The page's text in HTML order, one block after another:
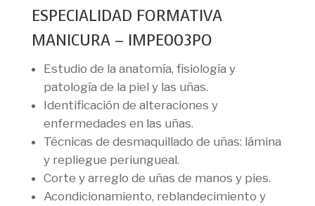
ESPECIALIDAD FORMATIVA
MANICURA – IMPE003PO
Estudio de la anatomía, fisiología y
patología de la piel y las uñas.
Identificación de alteraciones y
enfermedades en las uñas.
Técnicas de desmaquillado de uñas: lámina
y repliegue periungueal.
Corte y arreglo de uñas de manos y pies.
Acondicionamiento, reblandecimiento y